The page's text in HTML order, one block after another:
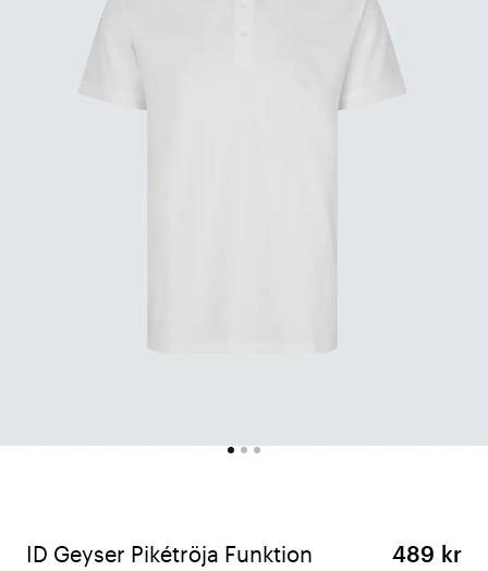
ID Geyser Pikétröja Funktion
489 kr